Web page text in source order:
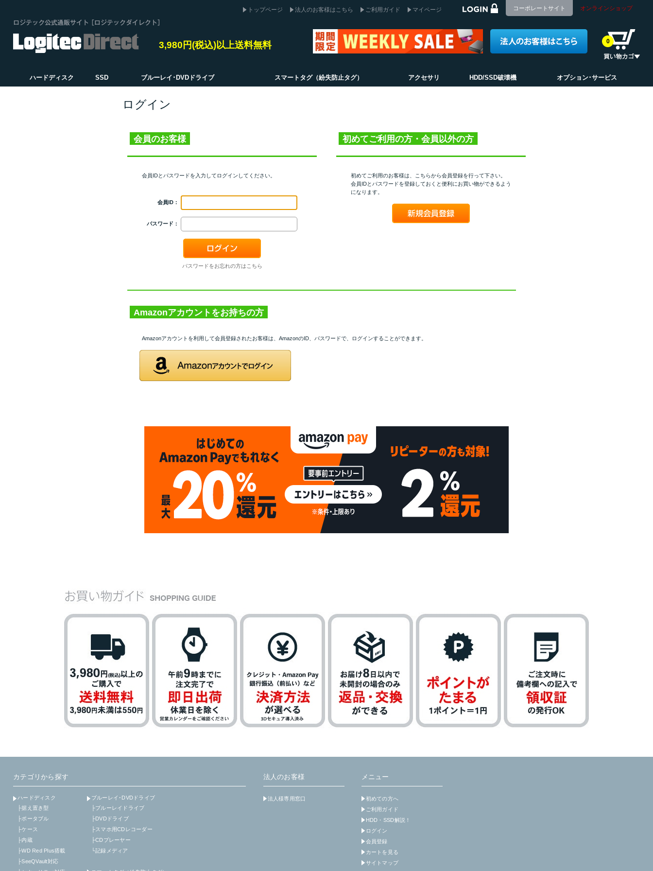
トップページ 法人のお客様はこちら ご利用ガイド マイページ コーポレートサイト オンラインショップ
3,980円(税込)以上送料無料 0
ハードディスク SSD ブルーレイ･DVDドライブ スマートタグ（紛失防止タグ） アクセサリ HDD/SSD破壊機 オプション･サービス
ログイン
会員のお客様
会員IDとパスワードを入力してログインしてください。
会員ID：
パスワード：
パスワードをお忘れの方はこちら
初めてご利用の方・会員以外の方
初めてご利用のお客様は、こちらから会員登録を行って下さい。
会員IDとパスワードを登録しておくと便利にお買い物ができるよう
になります。
Amazonアカウントをお持ちの方
Amazonアカウントを利用して会員登録されたお客様は、AmazonのID、パスワードで、ログインすることができます。
カテゴリから探す
ハードディスク
├据え置き型
├ポータブル
├ケース
├内蔵
├WD Red Plus搭載
├SeeQVault対応
ブルーレイ･DVDドライブ
├ブルーレイドライブ
├DVDドライブ
├スマホ用CDレコーダー
├CDプレーヤー
└記録メディア
法人のお客様
法人様専用窓口
メニュー
初めての方へ
ご利用ガイド
HDD・SSD解説！
ログイン
会員登録
カートを見る
サイトマップ